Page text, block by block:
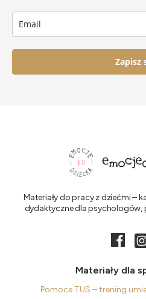
Zapisz
Materiały do pracy z dziećmi –
dydaktyczne dla
Materiały dla
Pomoce TUS – trening